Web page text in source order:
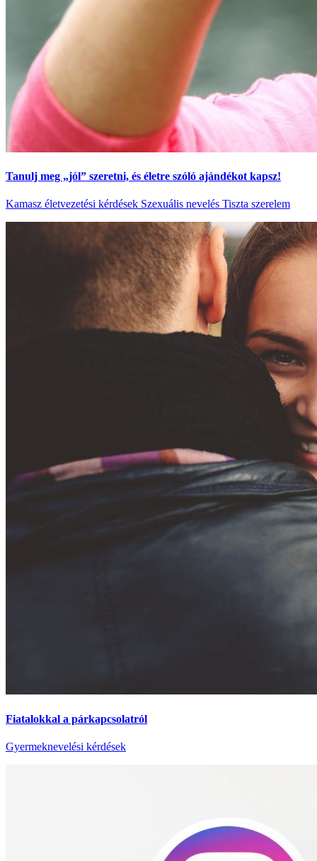
Tanulj meg „jól” szeretni, és életre szóló ajándékot kapsz!
Kamasz életvezetési kérdések Szexuális nevelés Tiszta szerelem
Fiatalokkal a párkapcsolatról
Gyermeknevelési kérdések